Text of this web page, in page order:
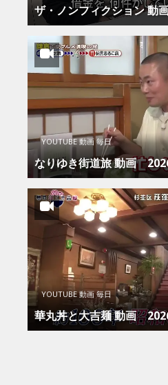
ザ・ノンフィクション
YOUTUBE 動画 毎日
なりゆき街道旅 動画
YOUTUBE 動画 毎日
華丸丼と大吉麺 動画